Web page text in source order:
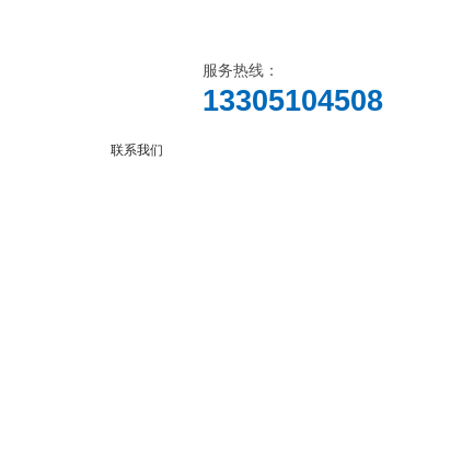
服务热线：
13305104508
联系我们